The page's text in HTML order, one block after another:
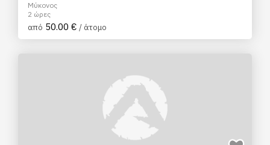
Μύκονος
2 ώρες
από 50.00 € / άτομο